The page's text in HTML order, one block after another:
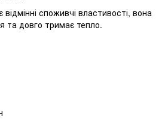
споживчі властивості, вона
та довго тримає тепло.